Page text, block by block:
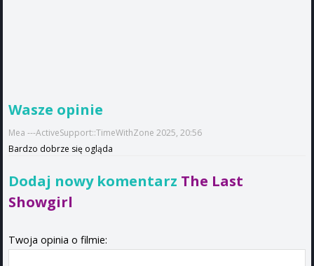
Wasze opinie
Mea ---ActiveSupport::TimeWithZone 2025, 20:56
Bardzo dobrze się ogląda
Dodaj nowy komentarz The Last
Showgirl
Twoja opinia o filmie: